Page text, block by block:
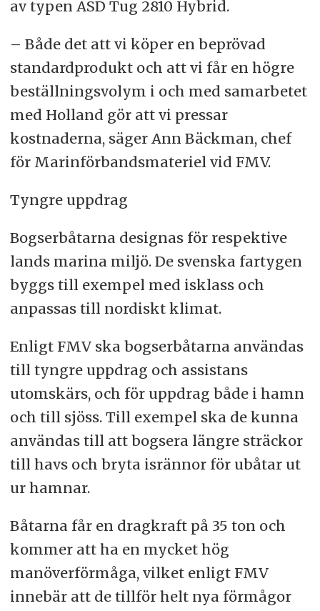
av typen ASD Tug 2810 Hybrid.
– Både det att vi köper en beprövad
standardprodukt och att vi får en högre
beställningsvolym i och med samarbetet
med Holland gör att vi pressar
kostnaderna, säger Ann Bäckman, chef
för Marinförbandsmateriel vid FMV.
Tyngre uppdrag
Bogserbåtarna designas för respektive
lands marina miljö. De svenska fartygen
byggs till exempel med isklass och
anpassas till nordiskt klimat.
Enligt FMV ska bogserbåtarna användas
till tyngre uppdrag och assistans
utomskärs, och för uppdrag både i hamn
och till sjöss. Till exempel ska de kunna
användas till att bogsera längre sträckor
till havs och bryta isrännor för ubåtar ut
ur hamnar.
Båtarna får en dragkraft på 35 ton och
kommer att ha en mycket hög
manöverförmåga, vilket enligt FMV
innebär att de tillför helt nya förmågor